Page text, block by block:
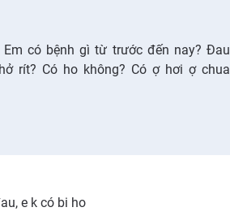
có bệnh gì từ trước đến nay? Đau
rít? Có ho không? Có ợ hơi ợ chua
e k có bi ho